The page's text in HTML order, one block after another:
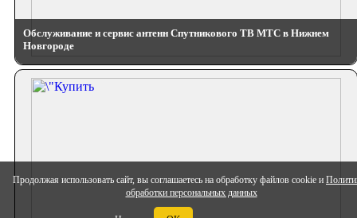
Продолжая использовать сайт, вы соглашаетесь на обработку файлов cookie и
обработки персональных данных
Обслуживание и сервис антенн Спутникового ТВ МТС в Нижнем
Новгороде